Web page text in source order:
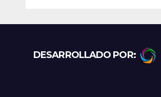
DESARROLLADO POR: